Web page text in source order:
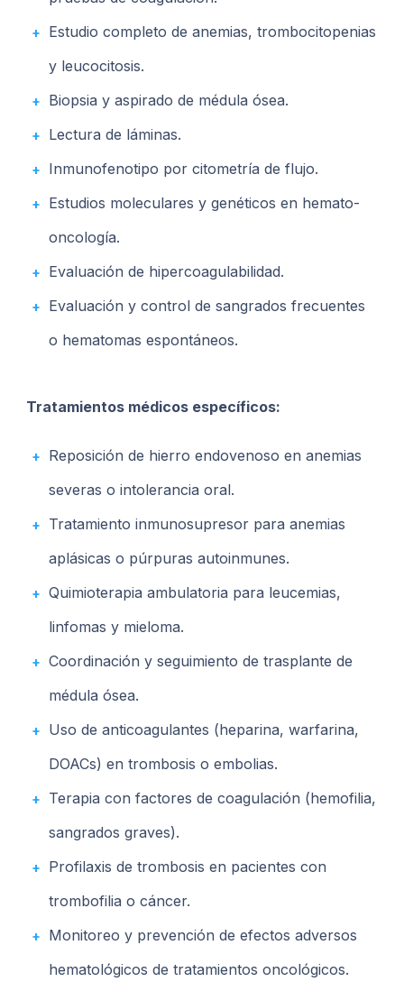
Estudio completo de anemias, trombocitopenias
y leucocitosis.
Biopsia y aspirado de médula ósea.
Lectura de láminas.
Inmunofenotipo por citometría de flujo.
Estudios moleculares y genéticos en hemato-
oncología.
Evaluación de hipercoagulabilidad.
Evaluación y control de sangrados frecuentes
o hematomas espontáneos.
Tratamientos médicos específicos:
Reposición de hierro endovenoso en anemias
severas o intolerancia oral.
Tratamiento inmunosupresor para anemias
aplásicas o púrpuras autoinmunes.
Quimioterapia ambulatoria para leucemias,
linfomas y mieloma.
Coordinación y seguimiento de trasplante de
médula ósea.
Uso de anticoagulantes (heparina, warfarina,
DOACs) en trombosis o embolias.
Terapia con factores de coagulación (hemofilia,
sangrados graves).
Profilaxis de trombosis en pacientes con
trombofilia o cáncer.
Monitoreo y prevención de efectos adversos
hematológicos de tratamientos oncológicos.